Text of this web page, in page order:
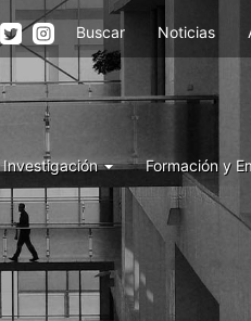
right
Buscar Noticias
Investigación Formación y